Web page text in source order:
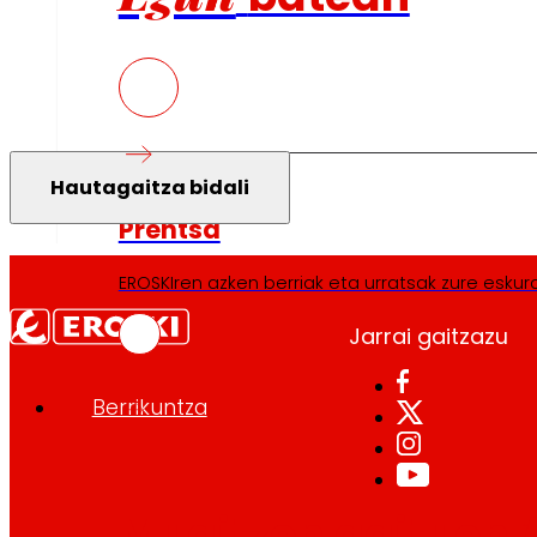
Prentsa
EROSKIren azken berriak eta urratsak zure
Berrikuntza
Jarrai gaitzazu